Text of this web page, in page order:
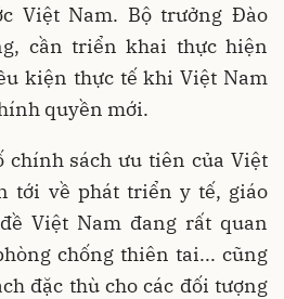
Việt Nam. Bộ trưởng Đào
cần triển khai thực hiện
kiện thực tế khi Việt Nam
quyền mới.
chính sách ưu tiên của Việt
tới về phát triển y tế, giáo
Việt Nam đang rất quan
chống thiên tai... cũng
đặc thù cho các đối tượng